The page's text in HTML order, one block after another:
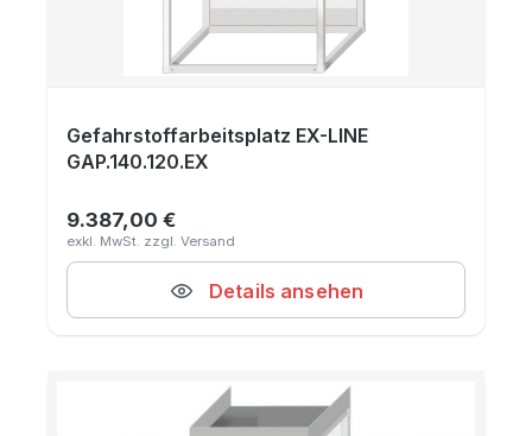
Gefahrstoffarbeitsplatz EX-LINE
GAP.140.120.EX
Regulärer Preis:
9.387,00 €
Details ansehen